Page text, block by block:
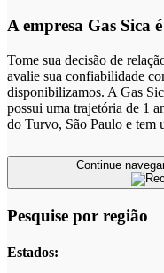
A empresa Gas Sica
Tome sua decisão de
avalie sua confiabilidade
disponibilizamos. A Gas
possui uma trajetória de 1
do Turvo, São Paulo e tem
Pesquise por região
Estados: